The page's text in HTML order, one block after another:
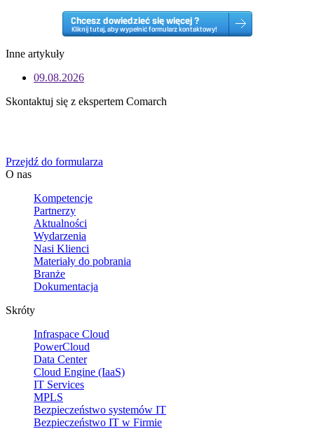
Inne artykuły
09.08.2026
Skontaktuj się z ekspertem Comarch
Przejdź do formularza
O nas
Kompetencje
Partnerzy
Aktualności
Wydarzenia
Nasi Klienci
Materiały do pobrania
Branże
Dokumentacja
Skróty
Infraspace Cloud
PowerCloud
Data Center
Cloud Engine (IaaS)
IT Services
MPLS
Bezpieczeństwo systemów IT
Bezpieczeństwo IT w Firmie